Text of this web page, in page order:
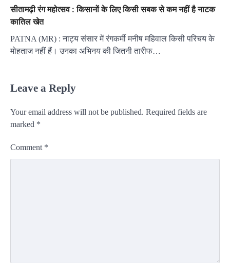
सीतामढ़ी रंग महोत्सव : किसानों के लिए किसी सबक से कम नहीं है नाटक
कातिल खेत
PATNA (MR) : नाट्य संसार में रंगकर्मी मनीष महिवाल किसी परिचय के
मोहताज नहीं हैं। उनका अभिनय की जितनी तारीफ…
Leave a Reply
Your email address will not be published. Required fields are
marked *
Comment *